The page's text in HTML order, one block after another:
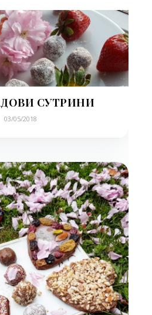
СУТРИНИ
03/05/2018